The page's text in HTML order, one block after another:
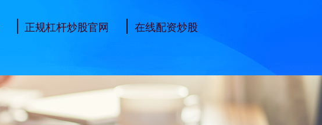
正规杠杆炒股官网 在线配资炒股